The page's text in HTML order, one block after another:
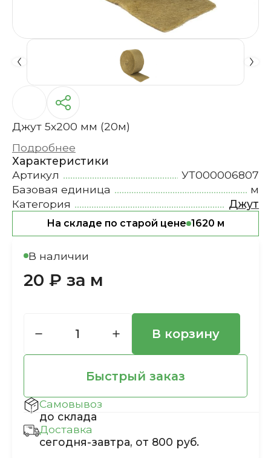
Джут 5х200 мм (20м)
Подробнее
Характеристики
Артикул
УТ000006807
Базовая единица
м
Категория
Джут
На складе по старой цене 1620 м
В наличии
20 ₽ за м
В корзину
Быстрый заказ
Самовывоз
до склада
Доставка
сегодня-завтра, от 800 руб.